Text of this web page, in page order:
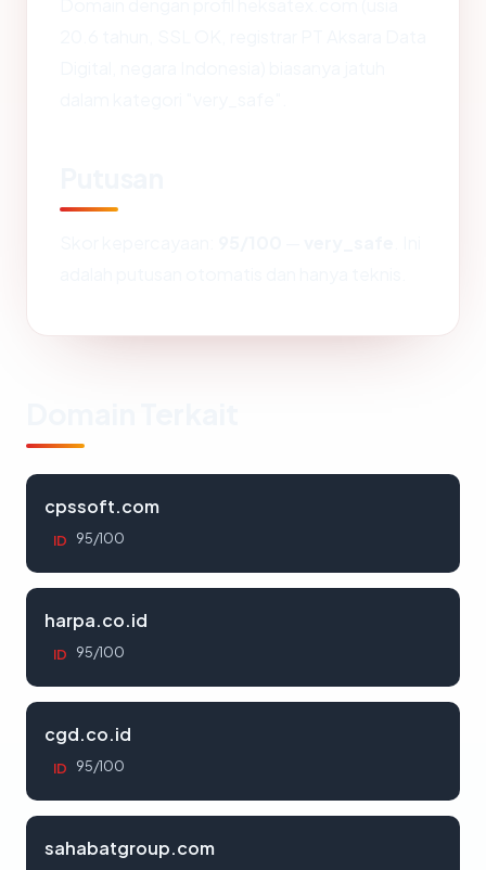
cpssoft.com
ID 95/100
harpa.co.id
ID 95/100
cgd.co.id
ID 95/100
sahabatgroup.com